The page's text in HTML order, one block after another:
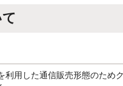
利用した通信販売形態のため